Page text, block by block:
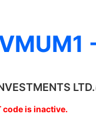
code is inactive.